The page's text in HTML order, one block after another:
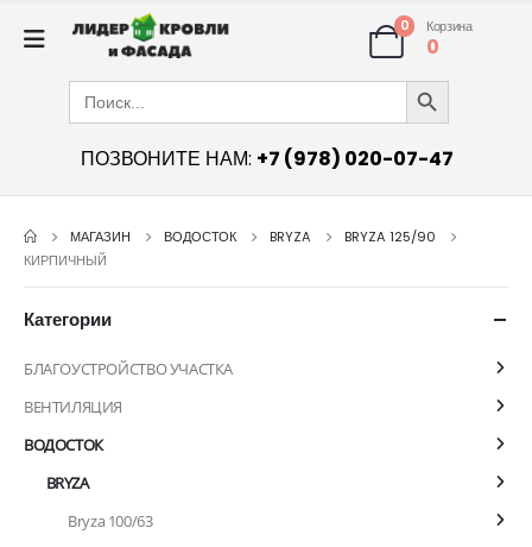
0 Корзина
0
Search
for:
Search Button
ПОЗВОНИТЕ НАМ: +7 (978) 020-07-47
МАГАЗИН ВОДОСТОК BRYZA
BRYZA 125/90
КИРПИЧНЫЙ
Категории
БЛАГОУСТРОЙСТВО УЧАСТКА
ВЕНТИЛЯЦИЯ
ВОДОСТОК
BRYZA
Bryza 100/63